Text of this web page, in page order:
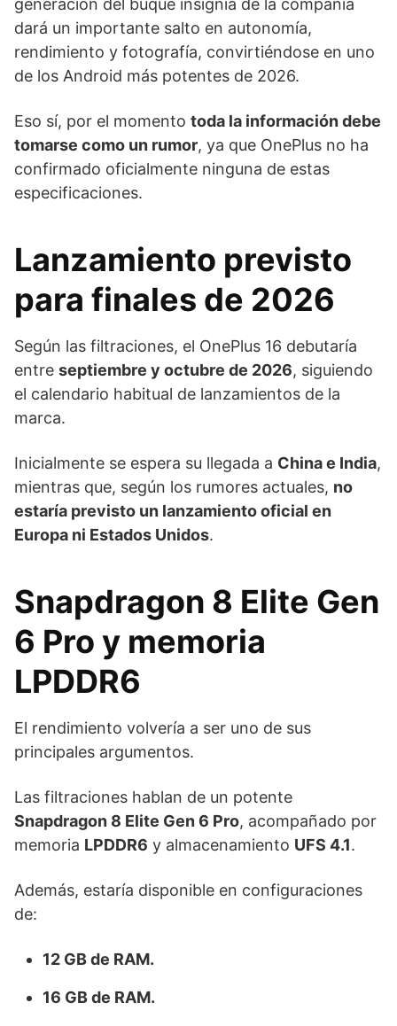
generación del buque insignia de la compañía
dará un importante salto en autonomía,
rendimiento y fotografía, convirtiéndose en uno
de los Android más potentes de 2026.
Eso sí, por el momento toda la información debe
tomarse como un rumor, ya que OnePlus no ha
confirmado oficialmente ninguna de estas
especificaciones.
Lanzamiento previsto
para finales de 2026
Según las filtraciones, el OnePlus 16 debutaría
entre septiembre y octubre de 2026, siguiendo
el calendario habitual de lanzamientos de la
marca.
Inicialmente se espera su llegada a China e India,
mientras que, según los rumores actuales, no
estaría previsto un lanzamiento oficial en
Europa ni Estados Unidos.
Snapdragon 8 Elite Gen
6 Pro y memoria
LPDDR6
El rendimiento volvería a ser uno de sus
principales argumentos.
Las filtraciones hablan de un potente
Snapdragon 8 Elite Gen 6 Pro, acompañado por
memoria LPDDR6 y almacenamiento UFS 4.1.
Además, estaría disponible en configuraciones
de:
12 GB de RAM.
16 GB de RAM.